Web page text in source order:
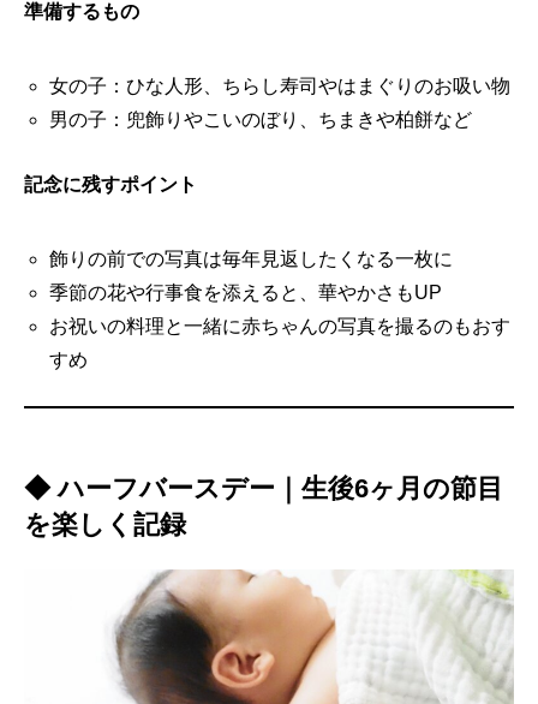
準備するもの
女の子：ひな人形、ちらし寿司やはまぐりのお吸い物
男の子：兜飾りやこいのぼり、ちまきや柏餅など
記念に残すポイント
飾りの前での写真は毎年見返したくなる一枚に
季節の花や行事食を添えると、華やかさもUP
お祝いの料理と一緒に赤ちゃんの写真を撮るのもおす
すめ
◆ ハーフバースデー｜生後6ヶ月の節目
を楽しく記録